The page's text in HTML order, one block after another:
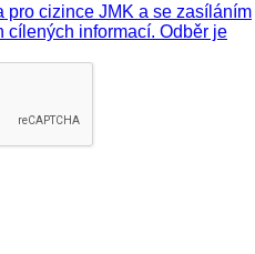
pro cizince JMK a se zasíláním
cílených informací. Odběr je